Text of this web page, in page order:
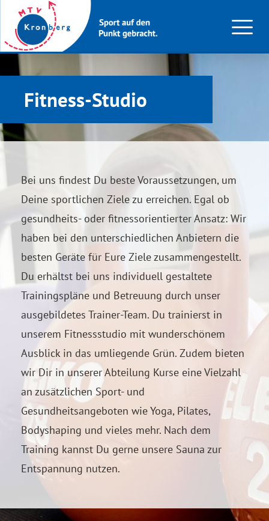
Fitness-Studio
Bei uns findest Du beste Voraussetzungen, um
Deine sportlichen Ziele zu erreichen. Egal ob
gesundheits- oder fitnessorientierter Ansatz: Wir
haben bei den unterschiedlichen Anbietern die
besten Geräte für Eure Ziele zusammengestellt.
Du erhältst bei uns individuell gestaltete
Trainingspläne und Betreuung durch unser
ausgebildetes Trainer-Team. Du trainierst in
unserem Fitnessstudio mit wunderschönem
Ausblick in das umliegende Grün. Zudem bieten
wir Dir in unserer Abteilung Kurse eine Vielzahl
an zusätzlichen Sport- und
Gesundheitsangeboten wie Yoga, Pilates,
Bodyshaping und vieles mehr. Nach dem
Training kannst Du gerne unsere Sauna zur
Entspannung nutzen.